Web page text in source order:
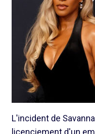
L'incident de
licenciement d'un